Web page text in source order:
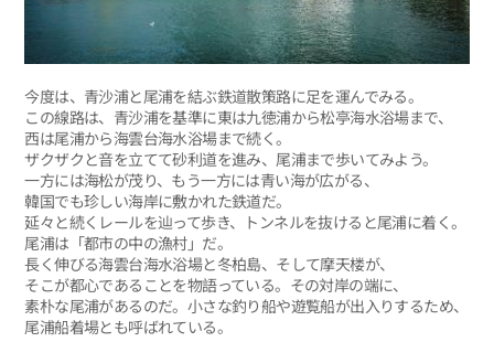
今度は、青沙浦と尾浦を結ぶ鉄道散策路に足を運んでみる。
この線路は、青沙浦を基準に東は九徳浦から松亭海水浴場まで、
西は尾浦から海雲台海水浴場まで続く。
ザクザクと音を立てて砂利道を進み、尾浦まで歩いてみよう。
一方には海松が茂り、もう一方には青い海が広がる、
韓国でも珍しい海岸に敷かれた鉄道だ。
延々と続くレールを辿って歩き、トンネルを抜けると尾浦に着く。
尾浦は「都市の中の漁村」だ。
長く伸びる海雲台海水浴場と冬柏島、そして摩天楼が、
そこが都心であることを物語っている。その対岸の端に、
素朴な尾浦があるのだ。小さな釣り船や遊覧船が出入りするため、
尾浦船着場とも呼ばれている。